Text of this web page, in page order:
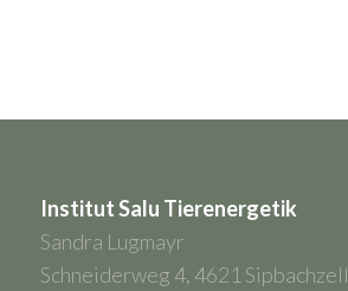
Institut Salu Tierenergetik
Sandra Lugmayr
Schneiderweg 4, 4621 Sipbachzell